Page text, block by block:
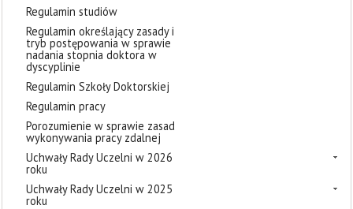
Regulamin studiów
Regulamin określający zasady i
tryb postępowania w sprawie
nadania stopnia doktora w
dyscyplinie
Regulamin Szkoły Doktorskiej
Regulamin pracy
Porozumienie w sprawie zasad
wykonywania pracy zdalnej
Uchwały Rady Uczelni w 2026
roku
Uchwały Rady Uczelni w 2025
roku